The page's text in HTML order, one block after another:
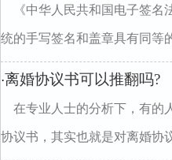
《中华人民共和国电子签
统的手写签名和盖章具有同等
·离婚协议书可以推翻吗?
在专业人士的分析下，有的
协议书，其实也就是对离婚协